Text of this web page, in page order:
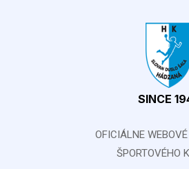
SINCE
OFICIÁLNE
ŠPORTOVÉHO